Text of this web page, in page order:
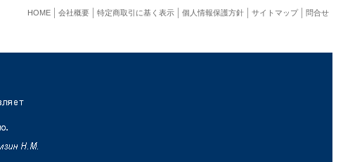
問合せ
サイトマップ
個人情報保護方針
特定商取引に基く表示
会社概要
HOME